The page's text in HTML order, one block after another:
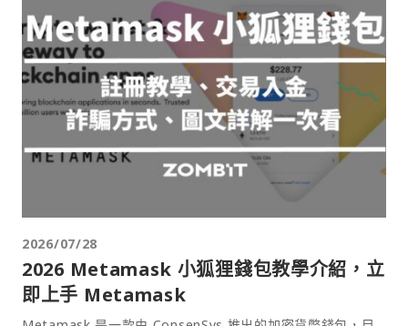
2026/07/28
2026 Metamask 小狐狸錢包教學介紹，立
即上手 Metamask